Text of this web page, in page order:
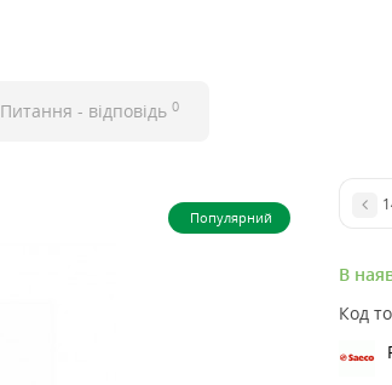
Питання - відповідь 0
Популярний
В
Код